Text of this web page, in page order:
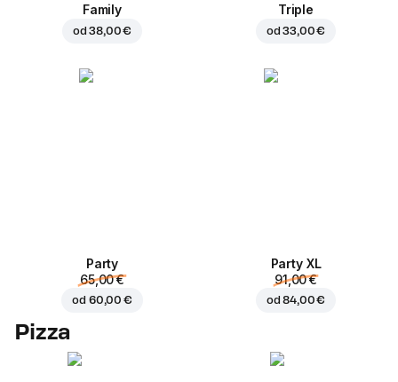
Family
od38,00 €
Triple
od33,00 €
Party
65,00 €
od 60,00 €
Party XL
91,00 €
od84,00 €
Pizza